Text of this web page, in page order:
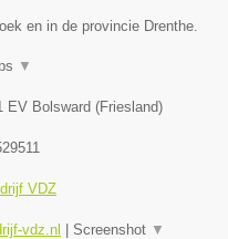
en in de provincie Drenthe.
▼
EV Bolsward (Friesland)
VDZ
vdz.nl Screenshot ▼